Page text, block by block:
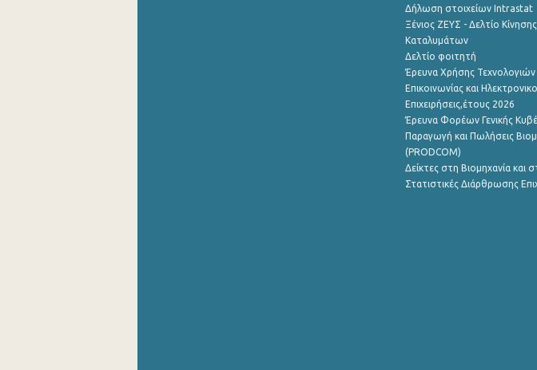
Δήλωση στοιχείων Intrastat
Ξένιος ΖΕΥΣ - Δελτίο
Καταλυμάτων
Δελτίο φοιτητή
Έρευνα Χρήσης
Επικοινωνίας και
Επιχειρήσεις,έτους 2026
Έρευνα Φορέων Γενικής
Παραγωγή και Πωλήσεις
(PRODCOM)
Δείκτες στη Βιομηχανία και
Στατιστικές Διάρθρωσης